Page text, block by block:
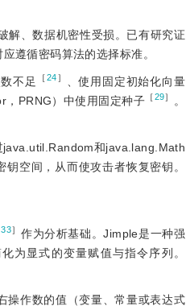
解、数据机密性受损。已有研究证
遵循密码算法的选择标准。
不足 ［24］
、使用固定初始化向量
，PRNG）中使用固定种子 ［29］
。
java.util.Random和java.lang.Math
钥空间，从而使攻击者恢复密钥。
33］ 作为分析基础。Jimple是一种强
为显式的变量赋值与指令序列。
操作数的值（变量、常量或表达式